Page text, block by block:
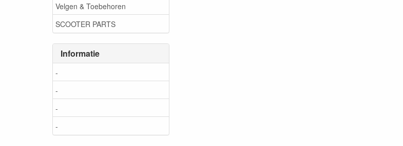
Velgen & Toebehoren
SCOOTER PARTS
Informatie
-
-
-
-